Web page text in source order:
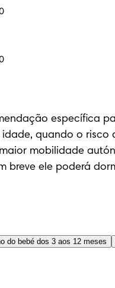
específica
quando o
mobilidade
breve ele poderá
do bebé dos 3 aos 12 meses